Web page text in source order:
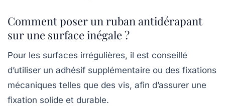
Comment poser un ruban antidérapant
sur une surface inégale ?
Pour les surfaces irrégulières, il est conseillé
d’utiliser un adhésif supplémentaire ou des fixations
mécaniques telles que des vis, afin d’assurer une
fixation solide et durable.